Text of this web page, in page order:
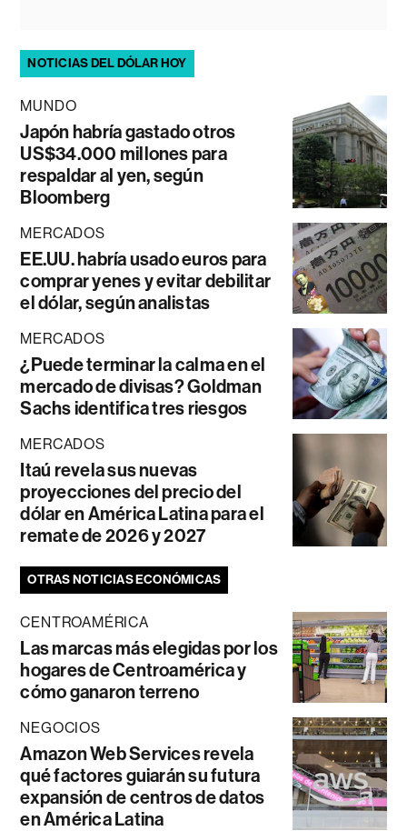
NOTICIAS DEL DÓLAR HOY
MUNDO
Japón habría gastado otros
US$34.000 millones para
respaldar al yen, según
Bloomberg
MERCADOS
EE.UU. habría usado euros para
comprar yenes y evitar debilitar
el dólar, según analistas
MERCADOS
¿Puede terminar la calma en el
mercado de divisas? Goldman
Sachs identifica tres riesgos
MERCADOS
Itaú revela sus nuevas
proyecciones del precio del
dólar en América Latina para el
remate de 2026 y 2027
OTRAS NOTICIAS ECONÓMICAS
CENTROAMÉRICA
Las marcas más elegidas por los
hogares de Centroamérica y
cómo ganaron terreno
NEGOCIOS
Amazon Web Services revela
qué factores guiarán su futura
expansión de centros de datos
en América Latina